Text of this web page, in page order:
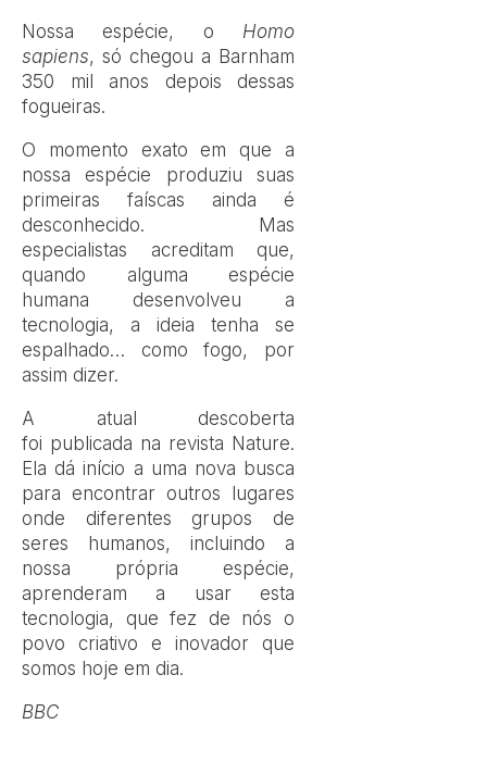
Nossa espécie, o Homo
sapiens, só chegou a Barnham
350 mil anos depois dessas
fogueiras.
O momento exato em que a
nossa espécie produziu suas
primeiras faíscas ainda é
desconhecido. Mas
especialistas acreditam que,
quando alguma espécie
humana desenvolveu a
tecnologia, a ideia tenha se
espalhado… como fogo, por
assim dizer.
A atual descoberta
foi publicada na revista Nature.
Ela dá início a uma nova busca
para encontrar outros lugares
onde diferentes grupos de
seres humanos, incluindo a
nossa própria espécie,
aprenderam a usar esta
tecnologia, que fez de nós o
povo criativo e inovador que
somos hoje em dia.
BBC